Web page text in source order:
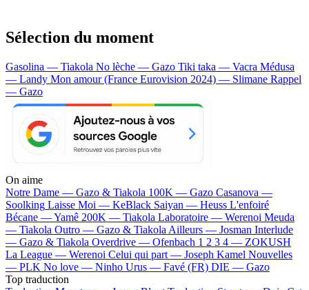
Sélection du moment
Gasolina — Tiakola No lèche — Gazo Tiki taka — Vacra Médusa
— Landy Mon amour (France Eurovision 2024) — Slimane Rappel
— Gazo
On aime
Notre Dame — Gazo & Tiakola 100K — Gazo Casanova —
Soolking Laisse Moi — KeBlack Saiyan — Heuss L'enfoiré
Bécane —Yamê 200K — Tiakola Laboratoire — Werenoi Meuda
— Tiakola Outro — Gazo & Tiakola Ailleurs — Josman Interlude
— Gazo & Tiakola Overdrive — Ofenbach 1 2 3 4 — ZOKUSH
La League — Werenoi Celui qui part — Joseph Kamel Nouvelles
— PLK No love — Ninho Urus — Favé (FR) DIE — Gazo
Top traduction